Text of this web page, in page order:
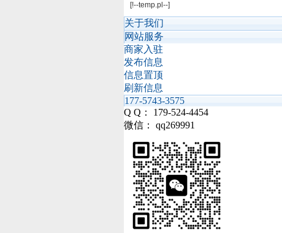
[!--temp.pl--]
关于我们
网站服务
商家入驻
发布信息
信息置顶
刷新信息
177-5743-3575
Q Q： 179-524-4454
微信： qq269991